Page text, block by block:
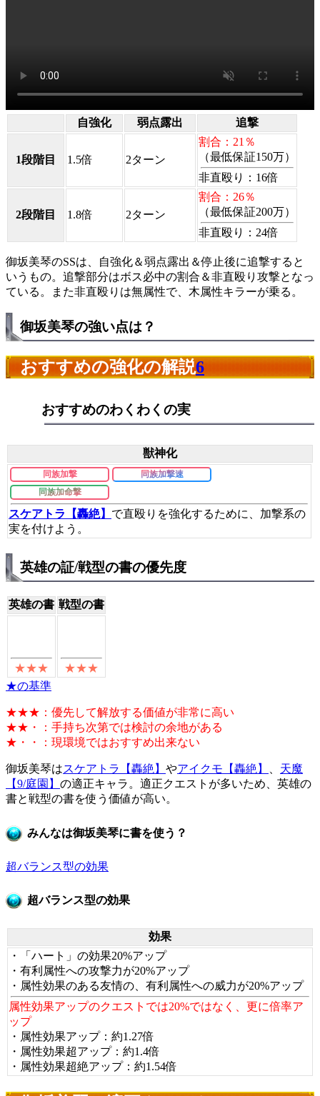
自強化 弱点露出 追撃
1段階目 1.5倍 2ターン
割合：21％
（最低保証150万）
非直殴り：16倍
2段階目 1.8倍 2ターン
割合：26％
（最低保証200万）
非直殴り：24倍
御坂美琴のSSは、自強化＆弱点露出＆停止後に追撃すると
いうもの。追撃部分はボス必中の割合＆非直殴り攻撃となっ
ている。また非直殴りは無属性で、木属性キラーが乗る。
御坂美琴の強い点は？
おすすめの強化の解説6
おすすめのわくわくの実
獣神化
同族加撃
同族加撃速
同族加命撃
スケアトラ【轟絶】 で直殴りを強化するために、加撃系の
実を付けよう。
英雄の証/戦型の書の優先度
英雄の書 戦型の書
★の基準
★★★：優先して解放する価値が非常に高い
★★・：手持ち次第では検討の余地がある
★・・：現環境ではおすすめ出来ない
御坂美琴はスケアトラ【轟絶】 やアイクモ【轟絶】
天魔
【9/庭園】 の適正キャラ。適正クエストが多いため、英雄の
書と戦型の書を使う価値が高い。
みんなは御坂美琴に書を使う？
超バランス型の効果
超バランス型の効果
効果
・「ハート」の効果20%アップ
・有利属性への攻撃力が20%アップ
・属性効果のある友情の、有利属性への威力が20%アップ
属性効果アップのクエストでは20%ではなく、更に倍率ア
ップ
・属性効果アップ：約1.27倍
・属性効果超アップ：約1.4倍
・属性効果超絶アップ：約1.54倍